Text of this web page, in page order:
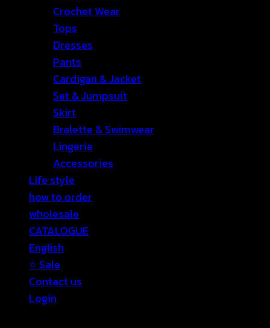
Crochet Wear
Tops
Dresses
Pants
Cardigan & Jacket
Set & Jumpsuit
Skirt
Bralette & Swimwear
Lingerie
Accessories
Life style
how to order
wholesale
CATALOGUE
English
⭐ Sale
Contact us
Login